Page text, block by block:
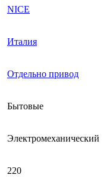
NICE
Италия
Отдельно привод
Бытовые
Электромеханический
220